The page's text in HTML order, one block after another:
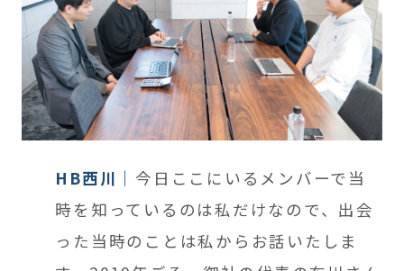
HB西川
今日ここにいるメンバーで当
時を知っているのは私だけなので、出会
った当時のことは私からお話いたしま